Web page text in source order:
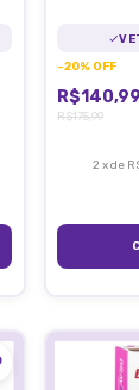
-20% OFF
R$140,99
R$175,99
2 xde